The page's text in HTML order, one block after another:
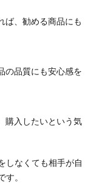
ば、勧める商品にも
の品質にも安心感を
購入したいという気
しなくても相手が自
。